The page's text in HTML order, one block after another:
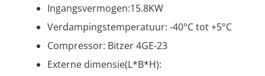
Ingangsvermogen:15.8KW
Verdampingstemperatuur: -40°C tot +5°C
Compressor: Bitzer 4GE-23
Externe dimensie(L*B*H):